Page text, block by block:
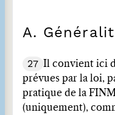
A.
27 Il convient ici
prévues par la loi,
pratique de la
(uniquement),